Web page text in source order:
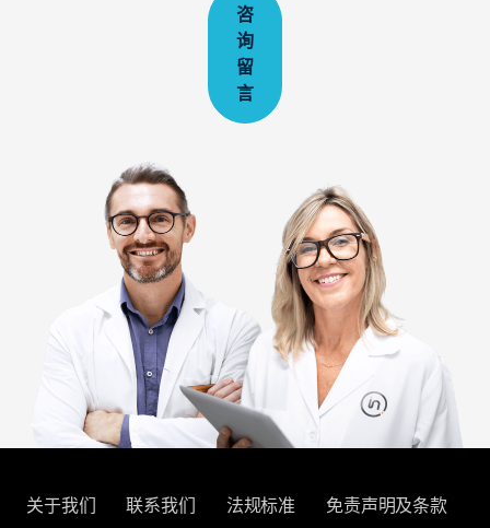
咨
询
留
言
关于我们 联系我们 法规标准 免责声明及条款